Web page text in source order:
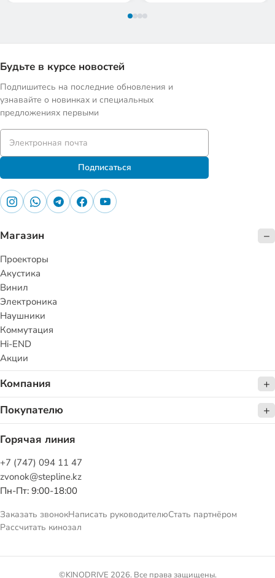
Будьте в курсе новостей
Подпишитесь на последние обновления и
узнавайте о новинках и специальных
предложениях первыми
Подписаться
Магазин
Проекторы
Акустика
Винил
Электроника
Наушники
Коммутация
Hi-END
Акции
Компания
Покупателю
Горячая линия
+7 (747) 094 11 47
zvonok@stepline.kz
Пн-Пт: 9:00-18:00
Заказать звонокНаписать руководителюСтать партнёром
Рассчитать кинозал
©KINODRIVE 2026. Все права защищены.